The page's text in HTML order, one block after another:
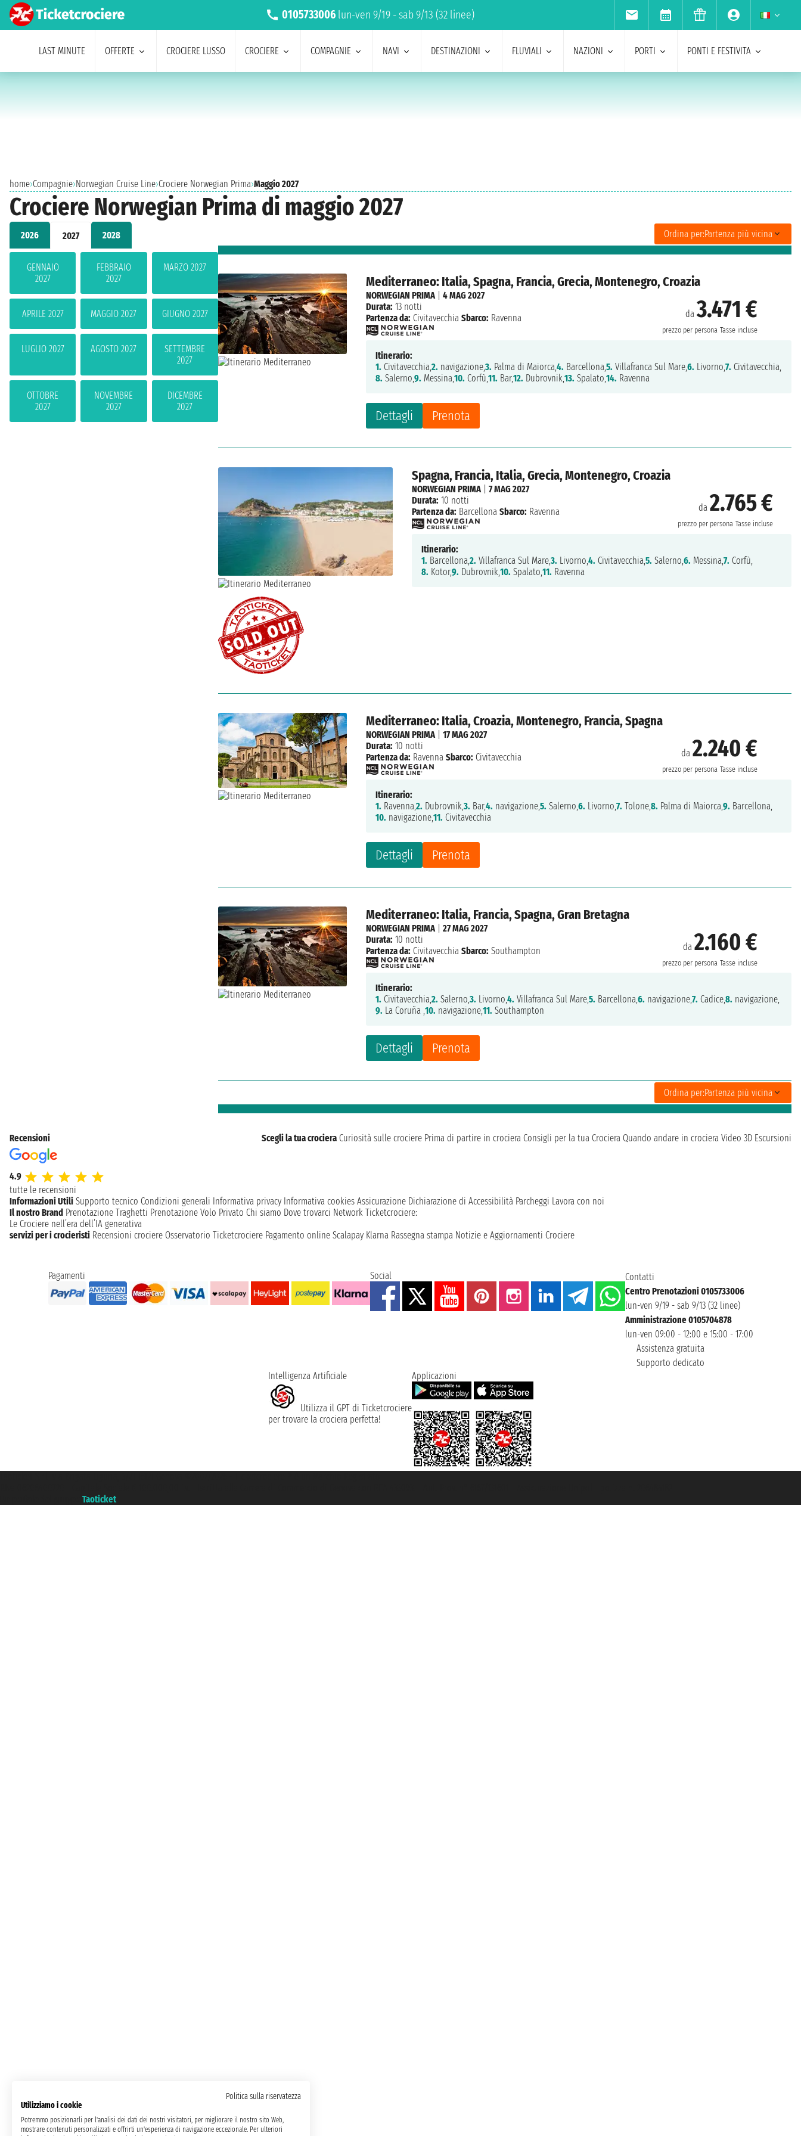
0105733006 lun-ven 9/19 - sab 9/13 (32 linee)
LAST MINUTE OFFERTE CROCIERE LUSSO CROCIERE COMPAGNIE NAVI DESTINAZIONI FLUVIALI NAZIONI PORTI PONTI E FESTIVITA
home›Compagnie›Norwegian Cruise Line›Crociere Norwegian Prima›Maggio 2027
Crociere Norwegian Prima di maggio 2027
2026 2027 2028
GENNAIO
2027
FEBBRAIO
2027
MARZO 2027
APRILE 2027 MAGGIO 2027 GIUGNO 2027
LUGLIO 2027 AGOSTO 2027
SETTEMBRE
2027
OTTOBRE
2027
NOVEMBRE
2027
DICEMBRE
2027
Ordina per:Partenza più vicina
Mediterraneo: Italia, Spagna, Francia, Grecia, Montenegro, Croazia
da3.471 €
prezzo per persona Tasse incluse
Dettagli Prenota
NORWEGIAN PRIMA|4 MAG 2027
Durata: 13 notti
Partenza da: Civitavecchia Sbarco: Ravenna
Itinerario:
1. Civitavecchia,2. navigazione,3. Palma di Maiorca,4. Barcellona,5. Villafranca Sul Mare,6. Livorno,7. Civitavecchia,
8. Salerno,9. Messina,10. Corfù,11. Bar,12. Dubrovnik,13. Spalato,14. Ravenna
Spagna, Francia, Italia, Grecia, Montenegro, Croazia
da 2.765 €
prezzo per persona Tasse incluse
NORWEGIAN PRIMA| 7 MAG 2027
Durata: 10 notti
Partenza da: Barcellona Sbarco: Ravenna
Itinerario:
1. Barcellona,2. Villafranca Sul Mare,3. Livorno,4. Civitavecchia,5. Salerno,6. Messina,7. Corfù,
8. Kotor,9. Dubrovnik,10. Spalato,11. Ravenna
Mediterraneo: Italia, Croazia, Montenegro, Francia, Spagna
da2.240 €
prezzo per persona Tasse incluse
Dettagli Prenota
NORWEGIAN PRIMA|17 MAG 2027
Durata: 10 notti
Partenza da: Ravenna Sbarco: Civitavecchia
Itinerario:
1. Ravenna,2. Dubrovnik,3. Bar,4. navigazione,5. Salerno,6. Livorno,7. Tolone,8. Palma di Maiorca,9. Barcellona,
10. navigazione,11. Civitavecchia
Mediterraneo: Italia, Francia, Spagna, Gran Bretagna
da2.160 €
prezzo per persona Tasse incluse
Dettagli Prenota
NORWEGIAN PRIMA |27 MAG 2027
Durata: 10 notti
Partenza da: Civitavecchia Sbarco: Southampton
Itinerario:
1. Civitavecchia,2. Salerno,3. Livorno,4. Villafranca Sul Mare,5. Barcellona,6. navigazione,7. Cadice,8. navigazione,
9. La Coruña ,10. navigazione,11. Southampton
Ordina per:Partenza più vicina
Recensioni
4.9
tutte le recensioni
Scegli la tua crociera Curiosità sulle crociere Prima di partire in crociera Consigli per la tua Crociera Quando andare in crociera Video 3D Escursioni
Informazioni Utili Supporto tecnico Condizioni generali Informativa privacy Informativa cookies Assicurazione Dichiarazione di Accessibilità Parcheggi Lavora con noi
Il nostro Brand Prenotazione Traghetti Prenotazione Volo Privato Chi siamo Dove trovarci Network Ticketcrociere:
Le Crociere nell’era dell’IA generativa
servizi per i crocieristi Recensioni crociere Osservatorio Ticketcrociere Pagamento online Scalapay Klarna Rassegna stampa Notizie e Aggiornamenti Crociere
Pagamenti Social
Contatti
Centro Prenotazioni 0105733006
lun-ven 9/19 - sab 9/13 (32 linee)
Amministrazione 0105704878
lun-ven 09:00 - 12:00 e 15:00 - 17:00
Assistenza gratuita
Supporto dedicato
Intelligenza Artificiale
Utilizza il GPT di Ticketcrociere
per trovare la crociera perfetta!
Applicazioni
Taoticket
Politica sulla riservatezza
Utilizziamo i cookie
Potremmo posizionarli per l'analisi dei dati dei nostri visitatori, per migliorare il nostro sito Web,
mostrare contenuti personalizzati e offrirti un'esperienza di navigazione eccezionale. Per ulteriori